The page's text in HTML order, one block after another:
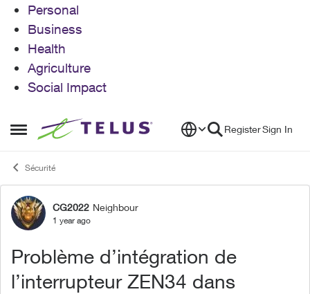
Personal
Business
Health
Agriculture
Social Impact
Open Side Menu
Skip to content RegisterSign In
Sécurité
Forum Discussion
CG2022 Neighbour
1 year ago
Problème d’intégration de
l’interrupteur ZEN34 dans